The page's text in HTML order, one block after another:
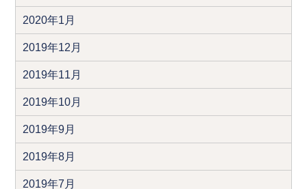
2020年1月
2019年12月
2019年11月
2019年10月
2019年9月
2019年8月
2019年7月